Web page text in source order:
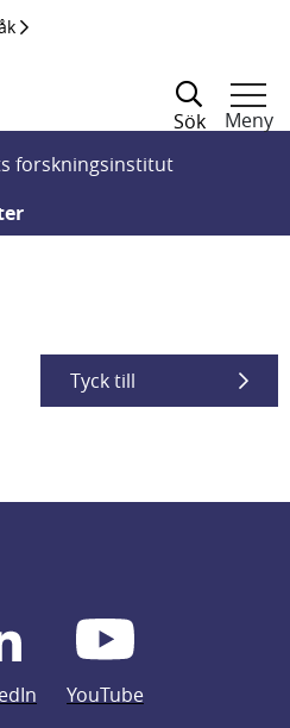
Sök
Meny
forskningsinstitut
Tyck till
YouTube